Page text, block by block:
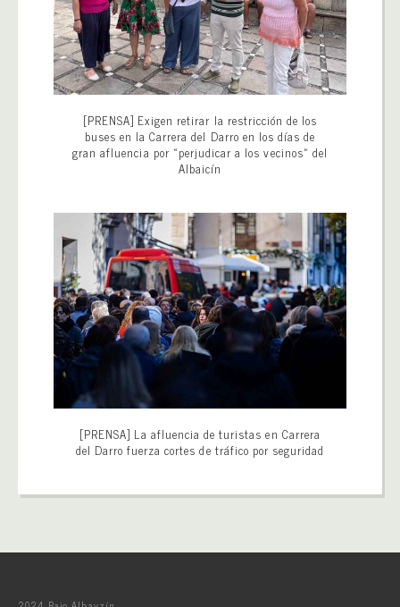
[PRENSA] Exigen retirar la restricción de los
buses en la Carrera del Darro en los días de
gran afluencia por «perjudicar a los vecinos» del
Albaicín
[PRENSA] La afluencia de turistas en Carrera
del Darro fuerza cortes de tráfico por seguridad